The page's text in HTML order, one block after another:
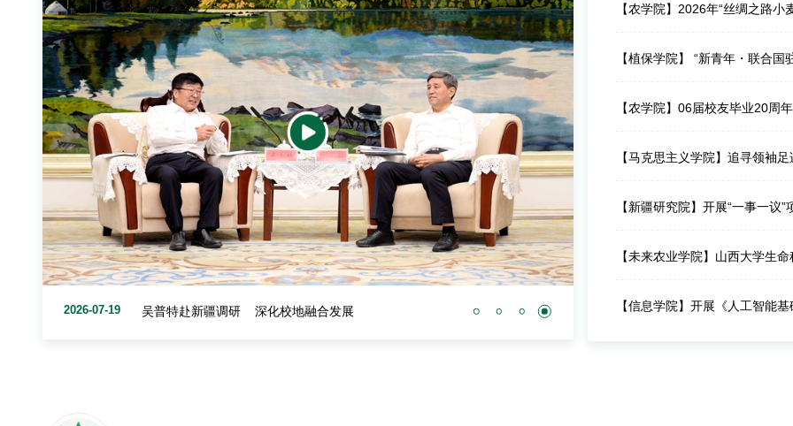
2026-07-23 学校召开“十五五”工作部署动员会 2026-07-23 学校召开科技创新与
【农学院】2026年“丝绸之路
【植保学院】 “新青年・联合
【农学院】06届校友毕业20周
【马克思主义学院】追寻领袖
【新疆研究院】开展“一事一议
【未来农业学院】山西大学生
【信息学院】开展《人工智能